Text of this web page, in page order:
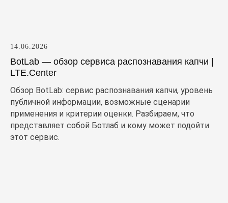
14.06.2026
BotLab — обзор сервиса распознавания капчи |
LTE.Center
Обзор BotLab: сервис распознавания капчи, уровень
публичной информации, возможные сценарии
применения и критерии оценки. Разбираем, что
представляет собой Ботлаб и кому может подойти
этот сервис.